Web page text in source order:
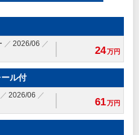
2026/06
24万円
ル付
2026/06
61万円